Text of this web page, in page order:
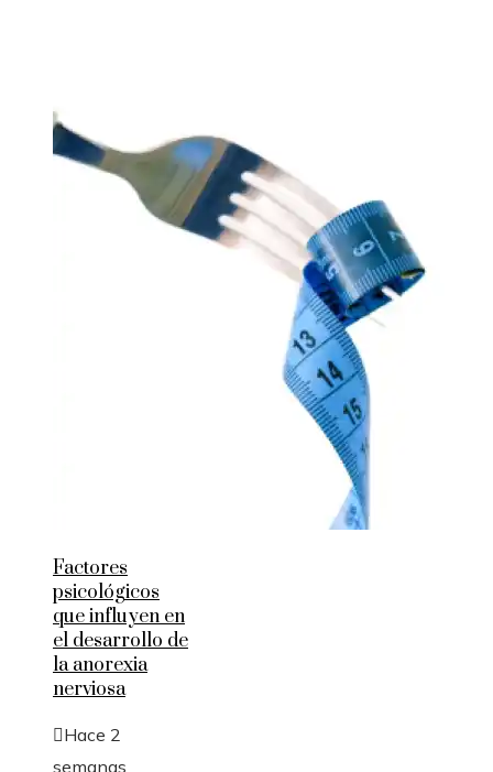
Factores
psicológicos
que influyen en
el desarrollo de
la anorexia
nerviosa
Hace 2
semanas